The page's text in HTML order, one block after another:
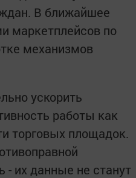
В ближайшее
маркетплейсов по
механизмов
ускорить
работы как
торговых площадок.
- их данные не станут